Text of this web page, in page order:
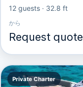
12 guests· 32.8 ft
から
Request quote
Private Charter